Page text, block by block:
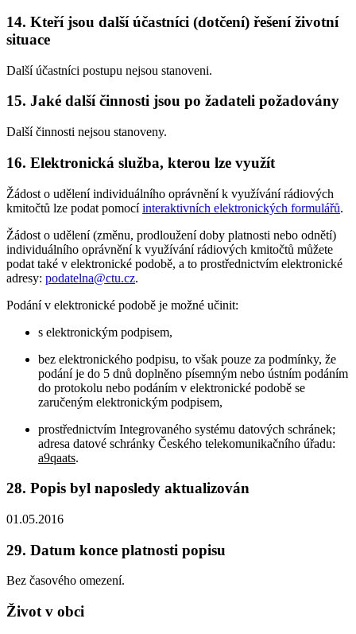
14. Kteří jsou další účastníci (dotčení) řešení životní
situace
Další účastníci postupu nejsou stanoveni.
15. Jaké další činnosti jsou po žadateli požadovány
Další činnosti nejsou stanoveny.
16. Elektronická služba, kterou lze využít
Žádost o udělení individuálního oprávnění k využívání rádiových
kmitočtů lze podat pomocíinteraktivních elektronických formulářů.
Žádost o udělení (změnu, prodloužení doby platnosti nebo odnětí)
individuálního oprávnění k využívání rádiových kmitočtů můžete
podat také v elektronické podobě, a to prostřednictvím elektronické
adresy: podatelna@ctu.cz.
Podání v elektronické podobě je možné učinit:
s elektronickým podpisem,
bez elektronického podpisu, to však pouze za podmínky, že
podání je do 5 dnů doplněno písemným nebo ústním podáním
do protokolu nebo podáním v elektronické podobě se
zaručeným elektronickým podpisem,
prostřednictvím Integrovaného systému datových schránek;
adresa datové schránky Českého telekomunikačního úřadu:
a9qaats.
28. Popis byl naposledy aktualizován
01.05.2016
29. Datum konce platnosti popisu
Bez časového omezení.
Život v obci